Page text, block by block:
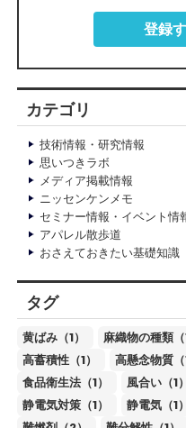
登録
カテゴリ
技術情報・研究情報
思いつきラボ
メディア掲載情報
ニッセンケンメモ
セミナー情報・イベント情
アパレル散歩道
おさえておきたい基礎知識
タグ
黄ばみ（1） 麻織物の種類（
高蓄積性（1）
高懸念物質（
食品衛生法（1）
風合い（1）
静電気対策（1）
静電気（1）